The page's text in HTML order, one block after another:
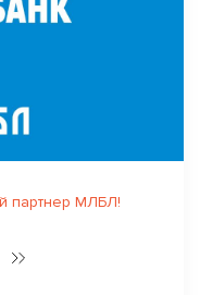
партнер МЛБЛ!